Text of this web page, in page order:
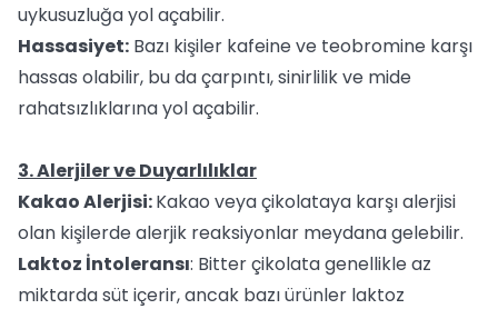
uykusuzluğa yol açabilir.
Hassasiyet: Bazı kişiler kafeine ve teobromine karşı
hassas olabilir, bu da çarpıntı, sinirlilik ve mide
rahatsızlıklarına yol açabilir.
3. Alerjiler ve Duyarlılıklar
Kakao Alerjisi:Kakao veya çikolataya karşı alerjisi
olan kişilerde alerjik reaksiyonlar meydana gelebilir.
Laktoz İntoleransı: Bitter çikolata genellikle az
miktarda süt içerir, ancak bazı ürünler laktoz